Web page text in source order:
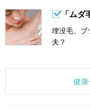
「ムダ
埋没毛、
夫？
健康